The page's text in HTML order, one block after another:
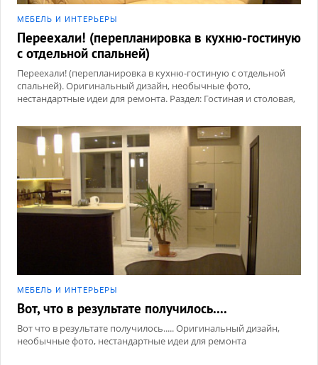
МЕБЕЛЬ И ИНТЕРЬЕРЫ
Переехали! (перепланировка в кухню-гостиную
с отдельной спальней)
Переехали! (перепланировка в кухню-гостиную с отдельной
спальней). Оригинальный дизайн, необычные фото,
нестандартные идеи для ремонта. Раздел: Гостиная и столовая,
МЕБЕЛЬ И ИНТЕРЬЕРЫ
Вот, что в результате получилось....
Вот что в результате получилось..... Оригинальный дизайн,
необычные фото, нестандартные идеи для ремонта